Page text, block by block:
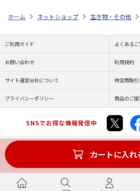
カートに入れ
ホーム ネットショップ 生き物・その他
ご利用ガイド よくある
お問い合わせ 利用規約
サイト運営会社について 特定商取
プライバシーポリシー 商品のご
SNSでお得な情報発信中